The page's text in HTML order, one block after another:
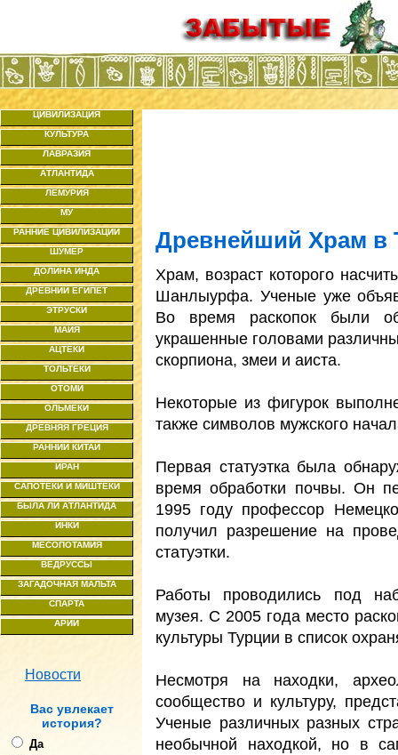
ЦИВИЛИЗАЦИЯ
КУЛЬТУРА
ЛАВРАЗИЯ
АТЛАНТИДА
ЛЕМУРИЯ
МУ
РАННИЕ ЦИВИЛИЗАЦИИ
ШУМЕР
ДОЛИНА ИНДА
ДРЕВНИЙ ЕГИПЕТ
ЭТРУСКИ
МАЙЯ
АЦТЕКИ
ТОЛЬТЕКИ
ОТОМИ
ОЛЬМЕКИ
ДРЕВНЯЯ ГРЕЦИЯ
РАННИЙ КИТАЙ
ИРАН
САПОТЕКИ И МИШТЕКИ
БЫЛА ЛИ АТЛАНТИДА
ИНКИ
МЕСОПОТАМИЯ
ВЕДРУССЫ
ЗАГАДОЧНАЯ МАЛЬТА
СПАРТА
АРИИ
Новости
Ваc увлекает
история?
Да
Древнейший Храм в
Храм, возраст которого
Шанлыурфа. Ученые уже
Во время раскопок были
украшенные головами
скорпиона, змеи и аиста.
Некоторые из фигурок
также символов мужского
Первая статуэтка была
время обработки почвы. Он
1995 году профессор
получил разрешение на
статуэтки.
Работы проводились под
музея. С 2005 года место
культуры Турции в список
Несмотря на находки,
сообщество и культуру,
Ученые различных разных
необычной находкой, но в